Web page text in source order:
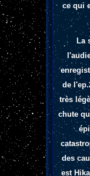
ce qui
La
de
très
chute
des
est